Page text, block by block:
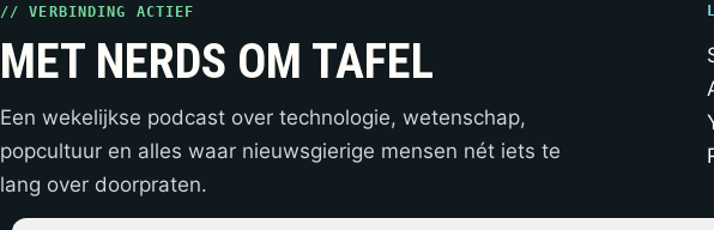
// VERBINDING ACTIEF
MET NERDS OM TAFEL
Een wekelijkse podcast over technologie, wetenschap,
popcultuur en alles waar nieuwsgierige mensen nét iets te
lang over doorpraten.